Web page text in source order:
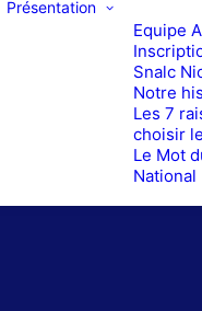
Présentation
Equipe
Snalc
Notre
Les 7
choisir
Le Mot
National